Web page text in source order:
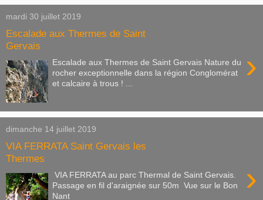
mardi 30 juillet 2019
Escalade aux Thermes de Saint
Gervais
›
Escalade aux Thermes de Saint Gervais Nature du
rocher exceptionnelle dans la région Conglomérat
et calcaire à trous ! ...
dimanche 14 juillet 2019
VIA FERRATA Saint Gervais les
Thermes
›
VIA FERRATA au parc Thermal de Saint Gervais.
Passage en fil d'araignée sur 50m Vue sur le Bon
Nant